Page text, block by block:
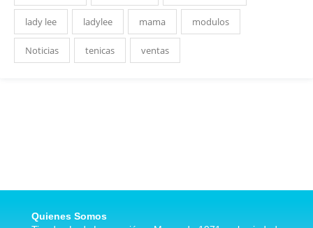
lady lee ladylee mama modulos
Noticias tenicas ventas
Quienes Somos